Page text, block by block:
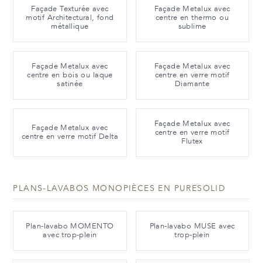
Façade Texturée avec
motif Architectural, fond
métallique
Façade Metalux avec
centre en thermo ou
sublime
Façade Metalux avec
centre en bois ou laque
satinée
Façade Metalux avec
centre en verre motif
Diamante
Façade Metalux avec
centre en verre motif Delta
Façade Metalux avec
centre en verre motif
Flutex
PLANS-LAVABOS MONOPIÈCES EN PURESOLID
Plan-lavabo MOMENTO
avec trop-plein
Plan-lavabo MUSE avec
trop-plein